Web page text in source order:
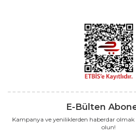
E-Bülten
Kampanya ve yeniliklerden haberdar
olun!